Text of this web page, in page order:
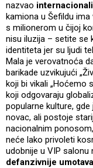
nazvao
kamiona u Šefildu
s milionerom u čijoj
nisu iluzija – setite se
identiteta jer su ljudi
Mala je verovatnoća
barikade uzvikujući
koji bi vikali „Hoćemo
koji odgovaraju
popularne kulture,
novac, ali postoje
nacionalnim
neće lako privoleti
udobnije u VIP
defanzivnije